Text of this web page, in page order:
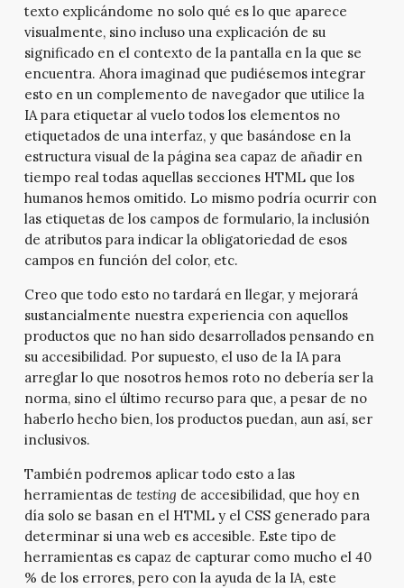
texto explicándome no solo qué es lo que aparece
visualmente, sino incluso una explicación de su
significado en el contexto de la pantalla en la que se
encuentra. Ahora imaginad que pudiésemos integrar
esto en un complemento de navegador que utilice la
IA para etiquetar al vuelo todos los elementos no
etiquetados de una interfaz, y que basándose en la
estructura visual de la página sea capaz de añadir en
tiempo real todas aquellas secciones HTML que los
humanos hemos omitido. Lo mismo podría ocurrir con
las etiquetas de los campos de formulario, la inclusión
de atributos para indicar la obligatoriedad de esos
campos en función del color, etc.
Creo que todo esto no tardará en llegar, y mejorará
sustancialmente nuestra experiencia con aquellos
productos que no han sido desarrollados pensando en
su accesibilidad. Por supuesto, el uso de la IA para
arreglar lo que nosotros hemos roto no debería ser la
norma, sino el último recurso para que, a pesar de no
haberlo hecho bien, los productos puedan, aun así, ser
inclusivos.
También podremos aplicar todo esto a las
herramientas de testing de accesibilidad, que hoy en
día solo se basan en el HTML y el CSS generado para
determinar si una web es accesible. Este tipo de
herramientas es capaz de capturar como mucho el 40
% de los errores, pero con la ayuda de la IA, este